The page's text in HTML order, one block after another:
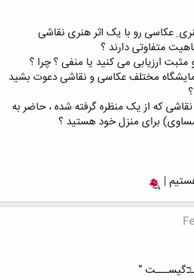
عکاسی رو با یک اثر هنری نقاشی
متفاوتی دارند ؟
مثبت ارزیابی می کنید یا منفی ؟ چرا ؟
مختلف عکاسی و نقاشی دعوت بشید
که از یک منظره گرفته شده ، حاضر به
برای منزل خود هستید ؟
|
”